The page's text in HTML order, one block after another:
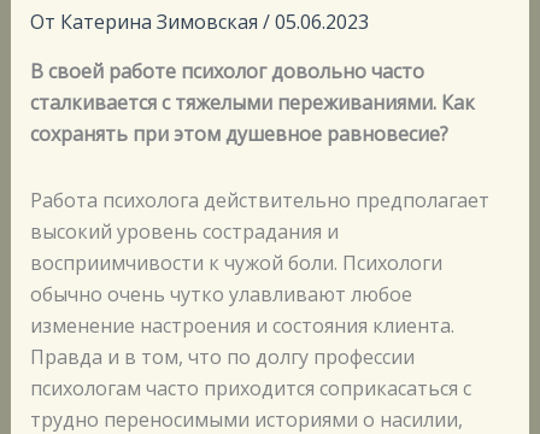
От Катерина Зимовская /05.06.2023
В своей работе психолог довольно часто
сталкивается с тяжелыми переживаниями. Как
сохранять при этом душевное равновесие?
Работа психолога действительно предполагает
высокий уровень сострадания и
восприимчивости к чужой боли. Психологи
обычно очень чутко улавливают любое
изменение настроения и состояния клиента.
Правда и в том, что по долгу профессии
психологам часто приходится соприкасаться с
трудно переносимыми историями о насилии,